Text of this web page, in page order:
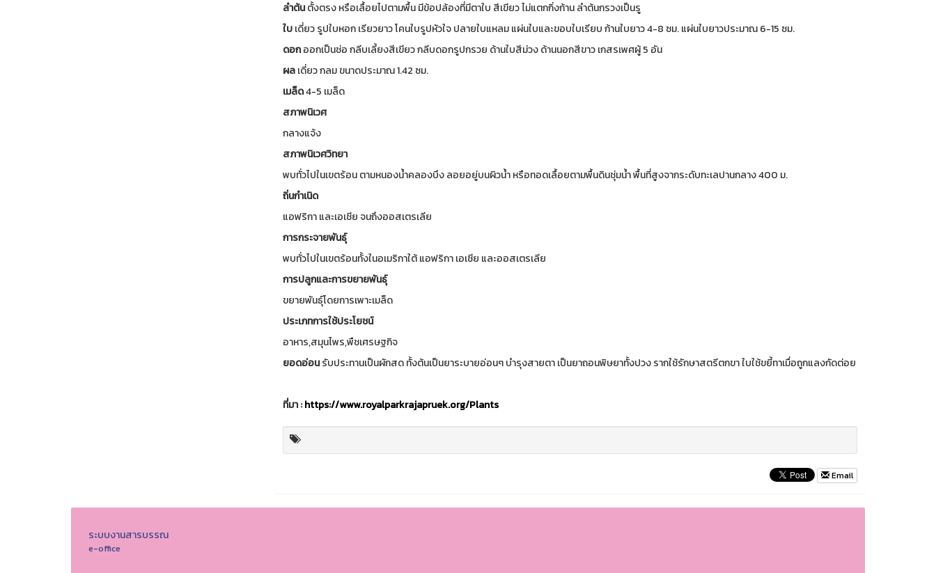
ลำต้นตั้งตรง หรือเลื้อยไปตามพื้น มีข้อปล้องที่มีตาใบ สีเขียว ไม่แตกกิ่งก้าน ลำต้นกรวงเป็นรู
ใบเดี่ยว รูปใบหอก เรียวยาว โคนใบรูปหัวใจ ปลายใบแหลม แผ่นใบและขอบใบเรียบ ก้านใบยาว 4-8 ซม. แผ่นใบยาวประมาณ 6-15 ซม.
ดอกออกเป็นช่อ กลีบเลี้ยงสีเขียว กลีบดอกรูปกรวย ด้านใบสีม่วง ด้านนอกสีขาว เกสรเพศผู้ 5 อัน
ผลเดี่ยว กลม ขนาดประมาณ 1.42 ซม.
เมล็ด4-5 เมล็ด
สภาพนิเวศ
กลางแจ้ง
สภาพนิเวศวิทยา
พบทั่วไปในเขตร้อน ตามหนองน้ำคลองบึง ลอยอยู่บนผิวน้ำ หรือทอดเลื้อยตามพื้นดินชุ่มน้ำ พื้นที่สูงจากระดับทะเลปานกลาง 400 ม.
ถิ่นกำเนิด
แอฟริกา และเอเชีย จนถึงออสเตรเลีย
การกระจายพันธุ์
พบทั่วไปในเขตร้อนทั้งในอเมริกาใต้ แอฟริกา เอเชีย และออสเตรเลีย
การปลูกและการขยายพันธุ์
ขยายพันธุ์โดยการเพาะเมล็ด
ประเภทการใช้ประโยชน์
อาหาร,สมุนไพร,พืชเศรษฐกิจ
ยอดอ่อนรับประทานเป็นผักสด ทั้งต้นเป็นยาระบายอ่อนๆ บำรุงสายตา เป็นยาถอนพิษยาทั้งปวง รากใช้รักษาสตรีตกขา ใบใช้ขยี้ทาเมื่อถูกแลงกัดต่อย
ที่มา :https://www.royalparkrajapruek.org/Plants
Email
ระบบงานสารบรรณ
e-office